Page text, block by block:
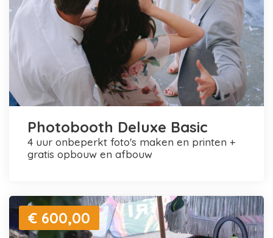
Photobooth Deluxe Basic
4 uur onbeperkt foto's maken en printen +
gratis opbouw en afbouw
€ 600,00